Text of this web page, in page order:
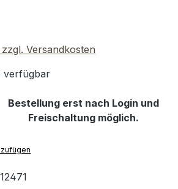
Versandkosten
verfügbar
Gib den
Bestellung erst nach Login und
Freischaltung möglich.
12471